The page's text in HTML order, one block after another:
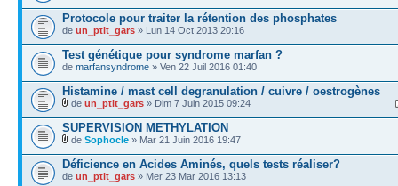
Protocole pour traiter la rétention des phosphates
de un_ptit_gars » Lun 14 Oct 2013 20:16
Test génétique pour syndrome marfan ?
de marfansyndrome » Ven 22 Juil 2016 01:40
Histamine / mast cell degranulation / cuivre / oestrogènes
de un_ptit_gars » Dim 7 Juin 2015 09:24
SUPERVISION METHYLATION
de Sophocle » Mar 21 Juin 2016 19:47
Déficience en Acides Aminés, quels tests réaliser?
de un_ptit_gars » Mer 23 Mar 2016 13:13